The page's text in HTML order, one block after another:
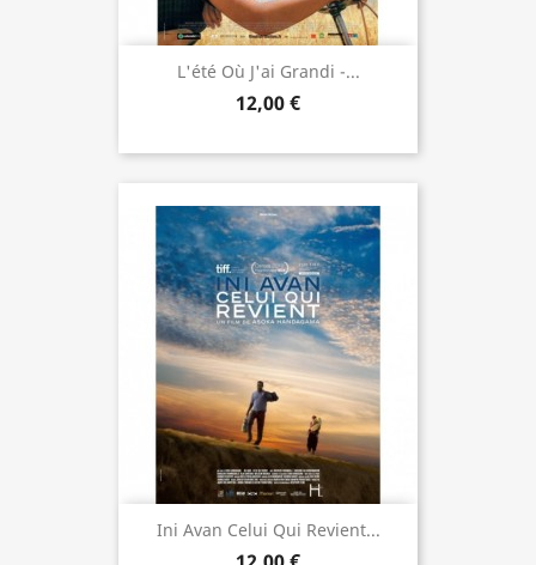
L'été Où J'ai Grandi -...
12,00 €
Ini Avan Celui Qui Revient...